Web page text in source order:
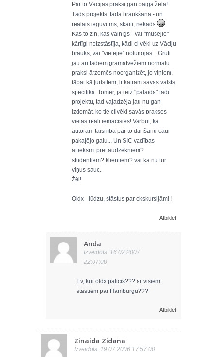
Par to Vācijas praksi gan baigā žēla!
Tāds projekts, tāda braukšana - un
reālais ieguvums, skaiti, nekāds
Kas to zin, kas vainīgs - vai "mūsējie"
kārtīgi neizstāstīja, kādi cilvēki uz Vāciju
brauks, vai "vietējie" noluņojās... Grūti
jau arī tādiem grāmatvežiem normālu
praksi ārzemēs noorganizēt, jo viņiem,
tāpat kā juristiem, ir katram savas valsts
specifika. Tomēr, ja reiz "palaida" tādu
projektu, tad vajadzēja jau nu gan
izdomāt, ko tie cilvēki savās prakses
vietās reāli iemācīsies! Varbūt, ka
autoram taisnība par to darīšanu caur
pakaļējo galu... Un SIC vadības
attieksmi pret audzēkņiem?
studentiem? klientiem? vai kā nu tur
viņus sauc.
Žēl!
Oldx - lūdzu, stāstus par ekskursijām!!!
Atbildēt
Anda
Izveidots: 16.02.2007
22:07:00
Ev, kur oldx palicis??? ar visiem
stāstiem par Hamburgu???
Atbildēt
Zinaida Zidana
Izveidots: 19.07.2006 17:57:00